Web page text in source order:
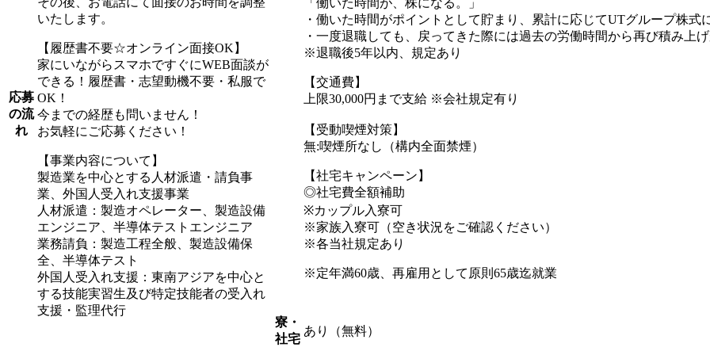
応募
の流
れ
いたします。
【履歴書不要☆オンライン面接OK】
家にいながらスマホですぐにWEB面談が
できる！履歴書・志望動機不要・私服で
OK！
今までの経歴も問いません！
お気軽にご応募ください！
【事業内容について】
製造業を中心とする人材派遣・請負事
業、外国人受入れ支援事業
人材派遣：製造オペレーター、製造設備
エンジニア、半導体テストエンジニア
業務請負：製造工程全般、製造設備保
全、半導体テスト
外国人受入れ支援：東南アジアを中心と
する技能実習生及び特定技能者の受入れ
支援・監理代行
・働いた時間がポイントとして貯まり、累計に応じてUTグループ株式
・一度退職しても、戻ってきた際には過去の労働時間から再び積み上
※退職後5年以内、規定あり
【交通費】
上限30,000円まで支給 ※会社規定有り
【受動喫煙対策】
無:喫煙所なし（構内全面禁煙）
【社宅キャンペーン】
◎社宅費全額補助
※カップル入寮可
※家族入寮可（空き状況をご確認ください）
※各当社規定あり
※定年満60歳、再雇用として原則65歳迄就業
寮・
社宅
あり（無料）